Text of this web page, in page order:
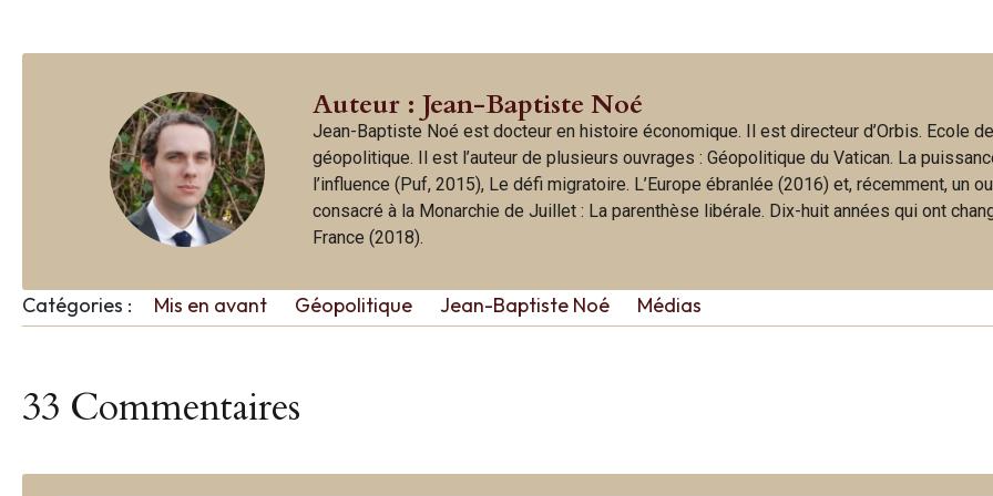
Auteur : Jean-Baptiste Noé
Jean-Baptiste Noé est docteur en histoire économique. Il est directeur d’Orbis. Ecole de
géopolitique. Il est l’auteur de plusieurs ouvrages : Géopolitique du Vatican. La
l’influence (Puf, 2015), Le défi migratoire. L’Europe ébranlée (2016) et, récemment, un
consacré à la Monarchie de Juillet : La parenthèse libérale. Dix-huit années qui ont
France (2018).
Catégories : Mis en avant Géopolitique Jean-Baptiste Noé Médias
33 Commentaires